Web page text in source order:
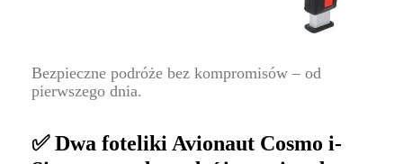
Bezpieczne podróże bez kompromisów – od
pierwszego dnia.
✅ Dwa foteliki Avionaut Cosmo i-